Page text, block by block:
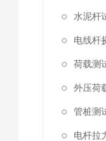
水泥杆
电线杆
荷载测
外压荷
管桩测
电杆拉